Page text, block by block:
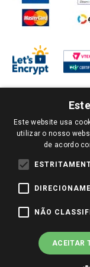
PARA VER OS PREÇOS
SUA PREFERÊNCIA.
TODOS OS PREÇOS E
PARA COMPRAS
PREÇOS PARA AS
2022 COPYRIGHT -
Este website usa
utilizar o nosso
de acordo
NÃO
ACEITAR